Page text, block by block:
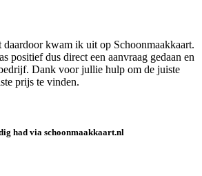
kwam ik uit op Schoonmaakkaart.
positief dus direct een aanvraag gedaan en
Dank voor jullie hulp om de juiste
prijs te vinden.
had via schoonmaakkaart.nl